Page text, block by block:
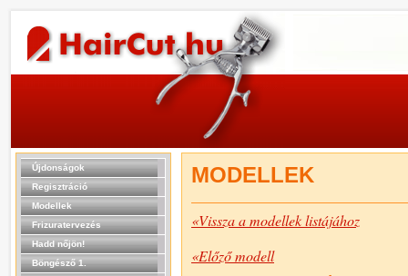
Újdonságok
Regisztráció
Modellek
Frizuratervezés
Hadd nőjön!
Böngésző 1.
MODELLEK
«Vissza a modellek listájához
«Előző modell